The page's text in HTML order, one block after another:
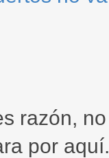
razón,
por